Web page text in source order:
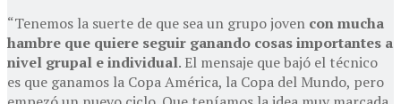
“Tenemos la suerte de que sea un grupo joven con mucha
hambre que quiere seguir ganando cosas importantes a
nivel grupal e individual. El mensaje que bajó el técnico
es que ganamos la Copa América, la Copa del Mundo, pero